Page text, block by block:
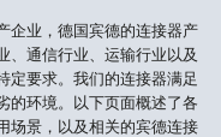
企业，德国宾德的连接器产
、通信行业、运输行业以及
定要求。我们的连接器满足
的环境。以下页面概述了各
场景，以及相关的宾德连接